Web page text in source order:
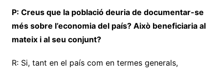
P: Creus que la població deuria de documentar-se
més sobre l’economia del país? Això beneficiaria al
mateix i al seu conjunt?
R: Si, tant en el país com en termes generals,